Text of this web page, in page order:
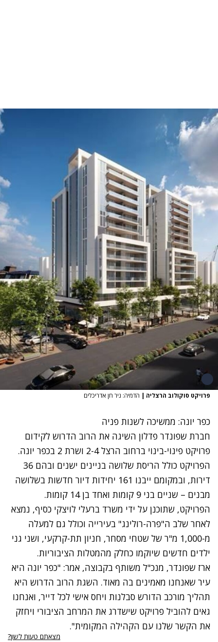
פרויקט סוקולוב הרצליה | הדמיה: ניר חן אדריכלים
כפר יונה: ממשיכה לשנות פניה
חברת שפונדר פדלון השיגה את הרוב הדרוש לקידום
פרויקט פינוי-בינוי ברחוב הרצל 2-4 ושרת 2 בכפר יונה.
הפרויקט כולל הריסת שלושה בניינים ישנים ובהם 36
דירות, ובמקומם ייבנו 161 יחידות דיור חדשות בשלושה
מבנים – שניים בני 9 קומות ואחד בן 14 קומות.
הפרויקט, שתוכנן על ידי משרד ברעלי לויצקי כסיף, נמצא
לאחר שלב ה"פרה-רולינג" בעירייה וכולל גם למעלה
מ-1,000 מ"ר של שטחי מסחר, חניון תת-קרקעי, ושני גני
ילדים חדשים שיוקמו כחלק מהמטלות הציבוריות.
ארז שפונדר, מנכ"ל משותף בקבוצה, אמר: "כפר יונה היא
עיר שאנחנו מאמינים בה מאוד. השגת הרוב הדרוש היא
תהליך מורכב הדורש סבלנות ויחס אישי לכל דייר, ואנחנו
גאים להוביל פרויקט שישדרג את המרחב הציבורי ויחזק
את הקשר שלנו עם הקהילה המקומית".
מצאתם טעות לשון?